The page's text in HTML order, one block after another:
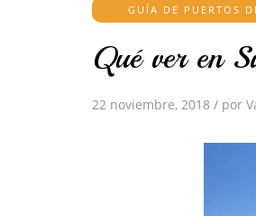
GUÍA DE PUERTOS
Qué ver en
22 noviembre, 2018 / por